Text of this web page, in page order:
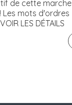
de cette marche
Les mots d'ordres
LES DÉTAILS